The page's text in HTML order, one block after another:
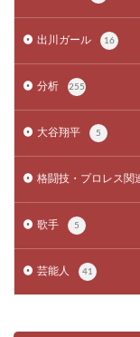
出川ガール 16
分析 255
大谷翔平 5
格闘技・プロレス関
歌手 5
芸能人 41